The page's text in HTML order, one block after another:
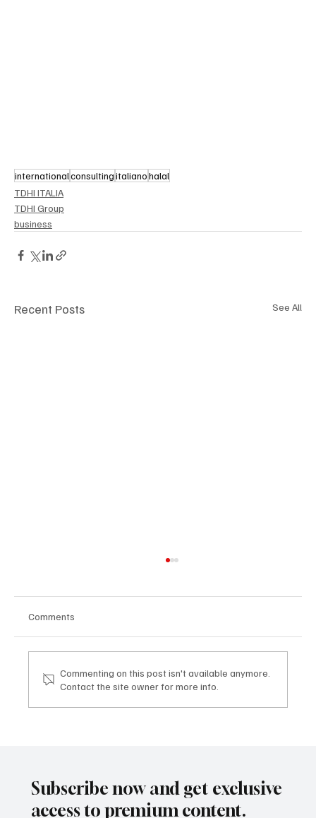
internationalconsultingitalianohalal
TDHI ITALIA
TDHI Group
business
Recent Posts See All
Comments
Commenting on this post isn't available anymore.
Contact the site owner for more info.
Subscribe now and get exclusive
access to premium content.